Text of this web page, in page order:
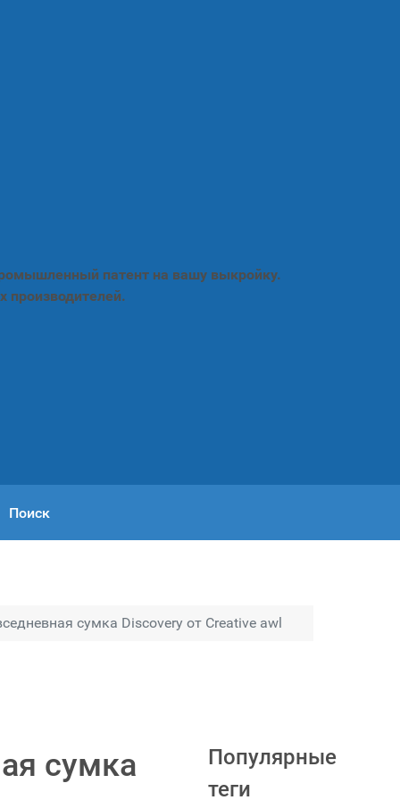
патент на вашу выкройку.
производителей.
Поиск
сумка Discovery от Creative awl
сумка
Популярные
теги